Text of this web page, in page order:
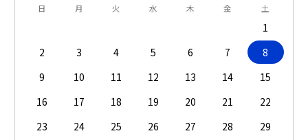
日 月 火 水 木 金 土
1
2
3 4 5 6 7
8
9
10 11 12 13 14
15
16
17 18 19 20 21
22
23
24 25 26 27 28
29